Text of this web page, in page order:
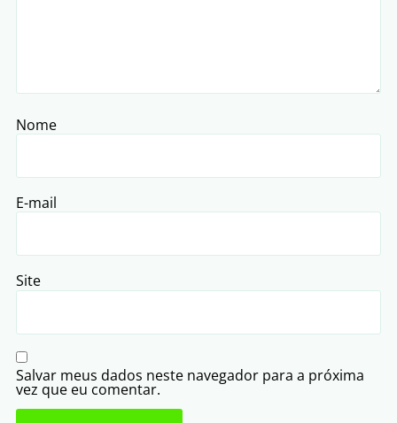
Nome
E-mail
Site
Salvar meus dados neste navegador para a próxima
vez que eu comentar.